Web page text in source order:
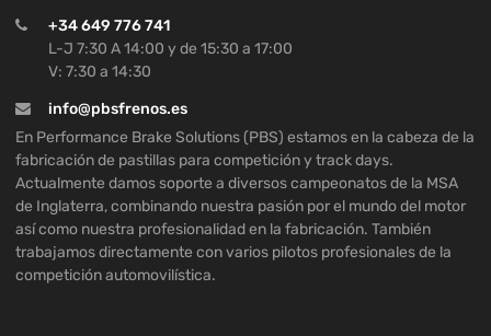
+34 649 776 741
L-J 7:30 A 14:00 y de 15:30 a 17:00
V: 7:30 a 14:30
info@pbsfrenos.es
En Performance Brake Solutions (PBS) estamos en la cabeza de la
fabricación de pastillas para competición y track days.
Actualmente damos soporte a diversos campeonatos de la MSA
de Inglaterra, combinando nuestra pasión por el mundo del motor
así como nuestra profesionalidad en la fabricación. También
trabajamos directamente con varios pilotos profesionales de la
competición automovilística.